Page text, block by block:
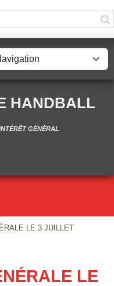
HANDBALL
GÉNÉRAL
LE 3 JUILLET
LE